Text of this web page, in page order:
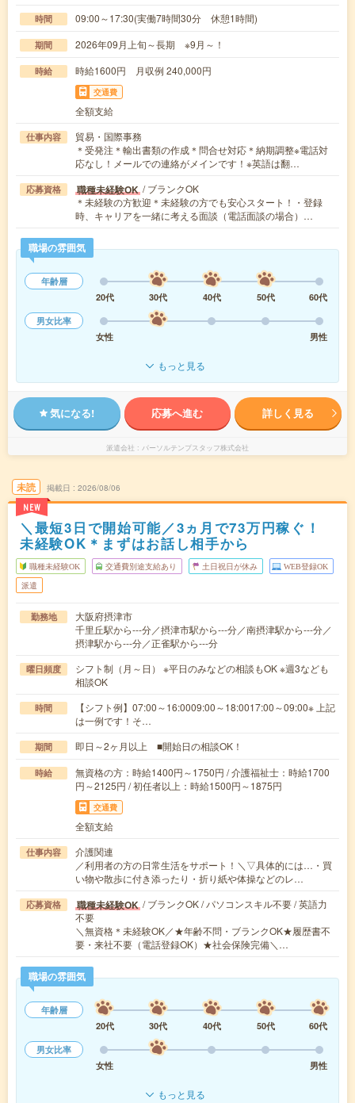
時間 09:00～17:30(実働7時間30分 休憩1時間)
期間 2026年09月上旬～長期 ※9月～！
時給 時給1600円 月収例 240,000円
交通費
全額支給
仕事内容
貿易・国際事務
＊受発注＊輸出書類の作成＊問合せ対応＊納期調整※電話対
応なし！メールでの連絡がメインです！※英語は翻…
応募資格 職種未経験OK / ブランクOK
＊未経験の方歓迎＊未経験の方でも安心スタート！・登録
時、キャリアを一緒に考える面談（電話面談の場合）…
職場の雰囲気
年齢層
20代
30代 40代 50代
60代
男女比率
女性
男性
もっと見る
気になる! 応募へ進む 詳しく見る
派遣会社 パーソルテンプスタッフ株式会社
未読
NEW
掲載日 2026/08/06
＼最短3日で開始可能／3ヵ月で73万円稼ぐ！
未経験OK＊まずはお話し相手から
職種未経験OK 交通費別途支給あり 土日祝日が休み WEB登録OK
派遣
勤務地
大阪府摂津市
千里丘駅から---分／摂津市駅から---分／南摂津駅から---分／
摂津駅から---分／正雀駅から---分
曜日頻度
シフト制（月～日） ※平日のみなどの相談もOK ※週3なども
相談OK
時間
【シフト例】07:00～16:0009:00～18:0017:00～09:00※ 上記
は一例です！そ…
期間 即日～2ヶ月以上 ■開始日の相談OK！
時給
無資格の方：時給1400円～1750円 / 介護福祉士：時給1700
円～2125円 / 初任者以上：時給1500円～1875円
交通費
全額支給
仕事内容
介護関連
／利用者の方の日常生活をサポート！＼▽具体的には…・買
い物や散歩に付き添ったり・折り紙や体操などのレ…
応募資格 職種未経験OK / ブランクOK / パソコンスキル不要 / 英語力
不要
＼無資格＊未経験OK／★年齢不問・ブランクOK★履歴書不
要・来社不要（電話登録OK）★社会保険完備＼…
職場の雰囲気
年齢層
20代
30代 40代 50代
60代
男女比率
女性
男性
もっと見る